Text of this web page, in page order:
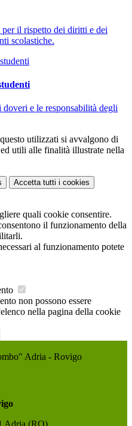
il rispetto dei diritti e dei
scolastiche.
e le responsabilità degli
utilizzati si avvalgono di
utili alle finalità illustrate nella
Accetta tutti i cookies
quali cookie consentire.
il funzionamento della
al funzionamento potete
non possono essere
nella pagina della cookie
Adria - Rovigo
Adria (RO)